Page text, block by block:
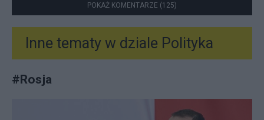
POKAŻ KOMENTARZE (125)
Inne tematy w dziale Polityka
#Rosja